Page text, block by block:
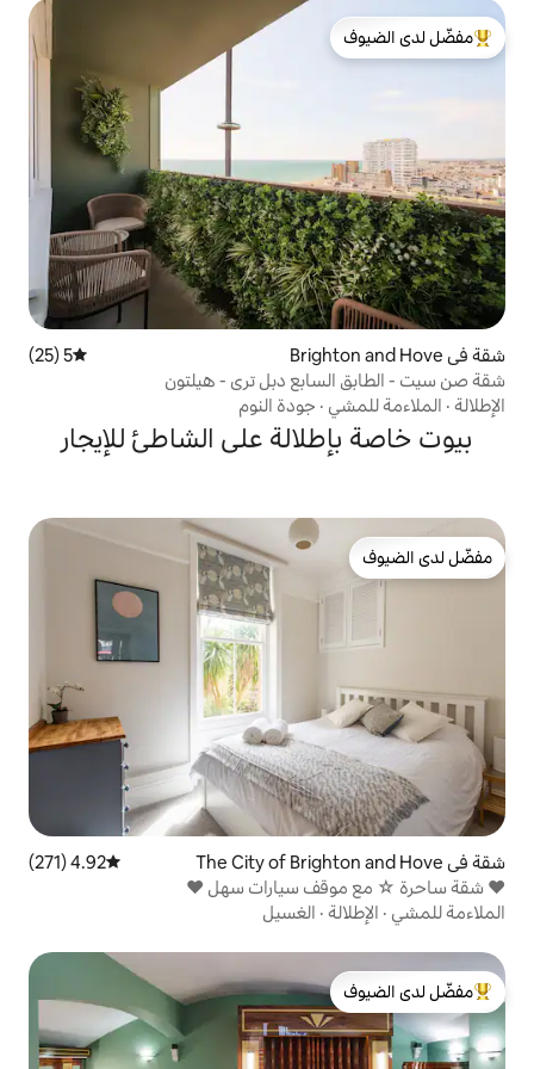
الضيوف
متوسط التقييم 5 من 5، 25 مراجعات
دبل تري - هيلتون
جودة النوم
على الشاطئ للإيجار
متوسط التقييم 4.92 من 5، 271 مراجعات
4.92 (271)
سيارات سهل ❤
الغسيل
الضيوف